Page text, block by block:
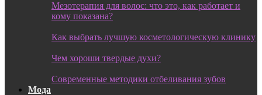
Мезотерапия для волос: что это, как работает и
кому показана?
Как выбрать лучшую косметологическую клинику
Чем хороши твердые духи?
Современные методики отбеливания зубов
Мода